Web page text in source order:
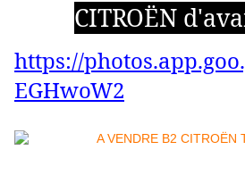
CITROËN
https://
EGHwoW2